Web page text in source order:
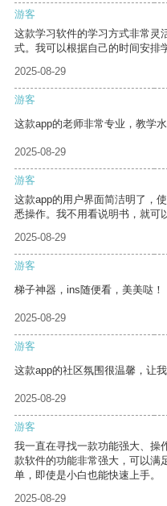
游客
这款学习软件的学习方式非常灵
式。我可以根据自己的时间安排
2025-08-29
游客
这款app的老师非常专业，教学
2025-08-29
游客
这款app的用户界面简洁明了，
悉操作。我不用看说明书，就可
2025-08-29
游客
梯子神器，ins随便看，美美哒！
2025-08-29
游客
这款app的社区氛围很温馨，让
2025-08-29
游客
我一直在寻找一款功能强大、操
款软件的功能非常强大，可以满
单，即使是小白也能快速上手。
2025-08-29